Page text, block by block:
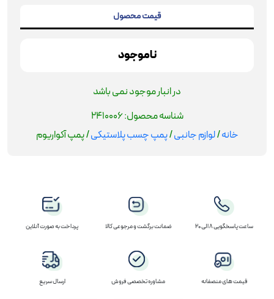
قیمت محصول
ناموجود
در انبار موجود نمی باشد
شناسه محصول:2410006
خانه/لوازم جانبی/پمپ چسب پلاستیکی/ پمپ آکواریوم
ساعت پاسخگویی 8 الی 20 ضمانت برگشت و مرجوعی کالا پرداخت به صورت آنلاین
قیمت های منصفانه مشاوره تخصصی فروش ارسال سریع